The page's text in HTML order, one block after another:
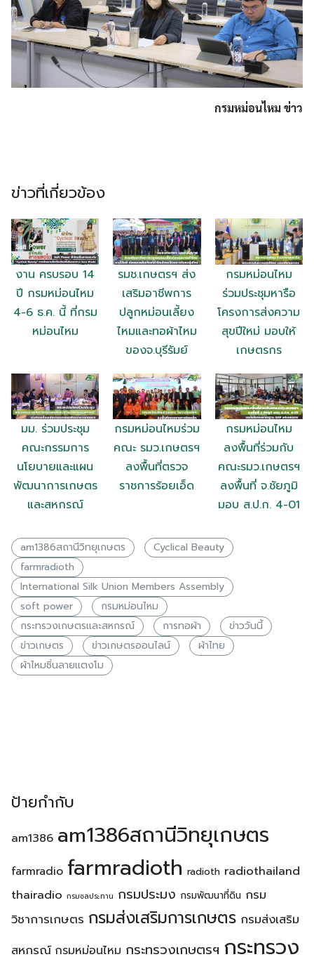
กรมหม่อนไหม ข่าว
ข่าวที่เกี่ยวข้อง
งาน ครบรอบ 14
ปี กรมหม่อนไหม
4-6 ธ.ค. นี้ ที่กรม
หม่อนไหม
รมช.เกษตรฯ ส่ง
เสริมอาชีพการ
ปลูกหม่อนเลี้ยง
ไหมและทอผ้าไหม
ของจ.บุรีรัมย์
กรมหม่อนไหม
ร่วมประชุมหารือ
โครงการส่งความ
สุขปีใหม่ มอบให้
เกษตรกร
มม. ร่วมประชุม
คณะกรรมการ
นโยบายและแผน
พัฒนาการเกษตร
และสหกรณ์
กรมหม่อนไหมร่วม
คณะ รมว.เกษตรฯ
ลงพื้นที่ตรวจ
ราชการร้อยเอ็ด
กรมหม่อนไหม
ลงพื้นที่ร่วมกับ
คณะรมว.เกษตรฯ
ลงพื้นที่ จ.ชัยภูมิ
มอบ ส.ป.ก. 4-01
am1386สถานีวิทยุเกษตร
Cyclical Beauty
farmradioth
International Silk Union Members Assembly
soft power
กรมหม่อนไหม
กระทรวงเกษตรเเละสหกรณ์
การทอผ้า
ข่าววันนี้
ข่าวเกษตร
ข่าวเกษตรออนไลน์
ผ้าไทย
ผ้าไหมซิ่นลายแตงโม
ป้ายกำกับ
am1386 am1386สถานีวิทยุเกษตร
farmradio farmradioth radioth radiothailand
thairadio กรมชลประทาน กรมประมง กรมพัฒนาที่ดิน กรม
วิชาการเกษตร กรมส่งเสริมการเกษตร กรมส่งเสริม
สหกรณ์ กรมหม่อนไหม กระทรวงเกษตรฯ กระทรวง